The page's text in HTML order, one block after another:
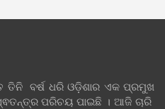
ତିନି ବର୍ଷ ଧରି ଓଡ଼ିଶାର ଏକ ପ୍ରମୁଖ
ପରିଚୟ ପାଇଛି । ଆଜି ଚାରି